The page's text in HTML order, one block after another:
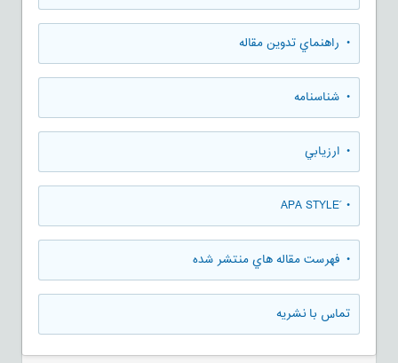
• راهنماي تدوين مقاله
• شناسنامه
• ارزيابي
• َAPA STYLE
• فهرست مقاله هاي منتشر شده
تماس با نشریه